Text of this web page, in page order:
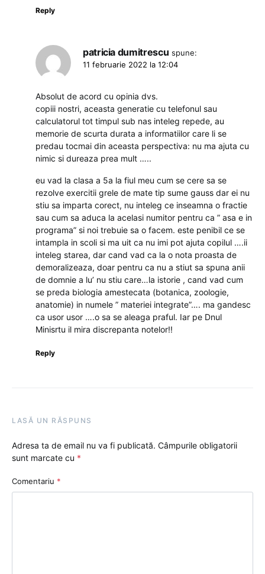
Reply
patricia dumitrescu spune:
11 februarie 2022 la 12:04
Absolut de acord cu opinia dvs.
copiii nostri, aceasta generatie cu telefonul sau
calculatorul tot timpul sub nas inteleg repede, au
memorie de scurta durata a informatiilor care li se
predau tocmai din aceasta perspectiva: nu ma ajuta cu
nimic si dureaza prea mult …..
eu vad la clasa a 5a la fiul meu cum se cere sa se
rezolve exercitii grele de mate tip sume gauss dar ei nu
stiu sa imparta corect, nu inteleg ce inseamna o fractie
sau cum sa aduca la acelasi numitor pentru ca ” asa e in
programa” si noi trebuie sa o facem. este penibil ce se
intampla in scoli si ma uit ca nu imi pot ajuta copilul ….ii
inteleg starea, dar cand vad ca la o nota proasta de
demoralizeaza, doar pentru ca nu a stiut sa spuna anii
de domnie a lu’ nu stiu care…la istorie , cand vad cum
se preda biologia amestecata (botanica, zoologie,
anatomie) in numele ” materiei integrate”…. ma gandesc
ca usor usor ….o sa se aleaga praful. Iar pe Dnul
Minisrtu il mira discrepanta notelor!!
Reply
LASĂ UN RĂSPUNS
Adresa ta de email nu va fi publicată. Câmpurile obligatorii
sunt marcate cu *
Comentariu *